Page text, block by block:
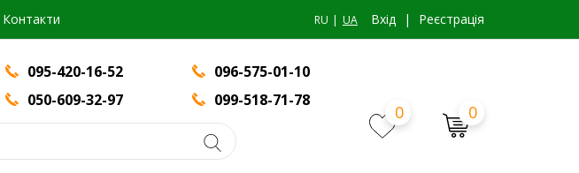
Контакти RU UA Вхiд | Реєстрація
095-420-16-52
096-575-01-10
050-609-32-97 099-518-71-78
0 0